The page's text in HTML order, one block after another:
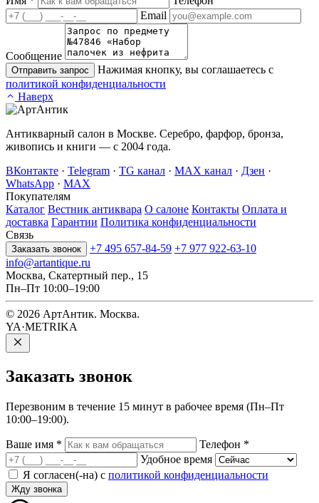
Email
Сообщение
Отправить запрос
Нажимая кнопку, вы соглашаетесь с
политикой конфиденциальности
Наверх
Антикварный салон в Москве. Серебро, фарфор, бронза,
живопись и книги — с 2004 года.
ВКонтакте · Telegram · TG канал · MAX канал · Дзен ·
WhatsApp · MAX
Покупателям
Каталог Вестник антиквара О салоне Контакты Оплата и
доставка Гарантии Политика конфиденциальности
Связь
Заказать звонок +7 495 657-84-59 +7 977 922-63-10
info@artantique.ru
Москва, Скатертный пер., 15
Пн–Пт 10:00–19:00
© 2026 АртАнтик. Москва.
YA·METRIKA
Заказать звонок
Перезвоним в течение 15 минут в рабочее время (Пн–Пт
10:00–19:00).
Ваше имя * Телефон *
Удобное время
Я согласен(-на) с политикой конфиденциальности
Жду звонка